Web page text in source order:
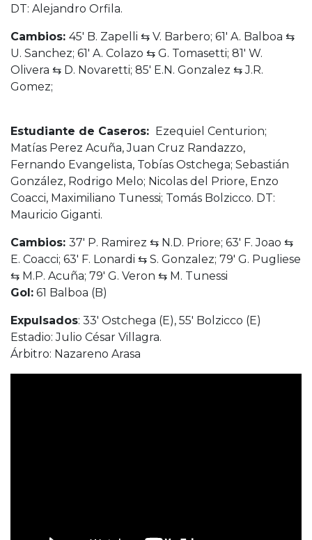
DT: Alejandro Orfila.
Cambios: 45′ B. Zapelli ⇆ V. Barbero; 61′ A. Balboa ⇆
U. Sanchez; 61′ A. Colazo ⇆ G. Tomasetti; 81′ W.
Olivera ⇆ D. Novaretti; 85′ E.N. Gonzalez ⇆ J.R.
Gomez;
Estudiante de Caseros:
Ezequiel Centurion;
Matías Perez Acuña, Juan Cruz Randazzo,
Fernando Evangelista, Tobías Ostchega; Sebastián
González, Rodrigo Melo; Nicolas del Priore, Enzo
Coacci, Maximiliano Tunessi; Tomás Bolzicco. DT:
Mauricio Giganti.
Cambios: 37′ P. Ramirez ⇆ N.D. Priore; 63′ F. Joao ⇆
E. Coacci; 63′ F. Lonardi ⇆ S. Gonzalez; 79′ G. Pugliese
⇆ M.P. Acuña; 79′ G. Veron ⇆ M. Tunessi
Gol: 61 Balboa (B)
Expulsados: 33′ Ostchega (E), 55′ Bolzicco (E)
Estadio: Julio César Villagra.
Árbitro: Nazareno Arasa